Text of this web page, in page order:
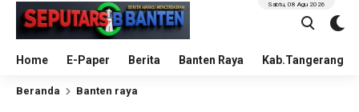
Home E-Paper Berita Banten Raya Kab.Tangerang
Sabtu, 08 Agu 2026
Beranda Banten raya